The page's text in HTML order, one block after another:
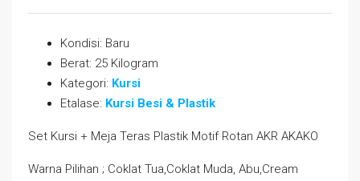
Kondisi: Baru
Berat: 25 Kilogram
Kategori: Kursi
Etalase: Kursi Besi & Plastik
Set Kursi + Meja Teras Plastik Motif Rotan AKR AKAKO
Warna Pilihan ; Coklat Tua,Coklat Muda, Abu,Cream